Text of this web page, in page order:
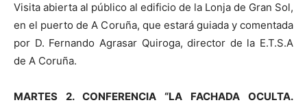
Visita abierta al público al edificio de la Lonja de Gran Sol,
en el puerto de A Coruña, que estará guiada y comentada
por D. Fernando Agrasar Quiroga, director de la E.T.S.A
de A Coruña.
MARTES 2. CONFERENCIA “LA FACHADA OCULTA.